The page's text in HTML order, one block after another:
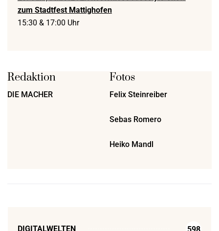
zum Stadtfest Mattighofen
15:30 & 17:00 Uhr
Redaktion
DIE MACHER
Fotos
Felix Steinreiber
Sebas Romero
Heiko Mandl
DIGITALWELTEN